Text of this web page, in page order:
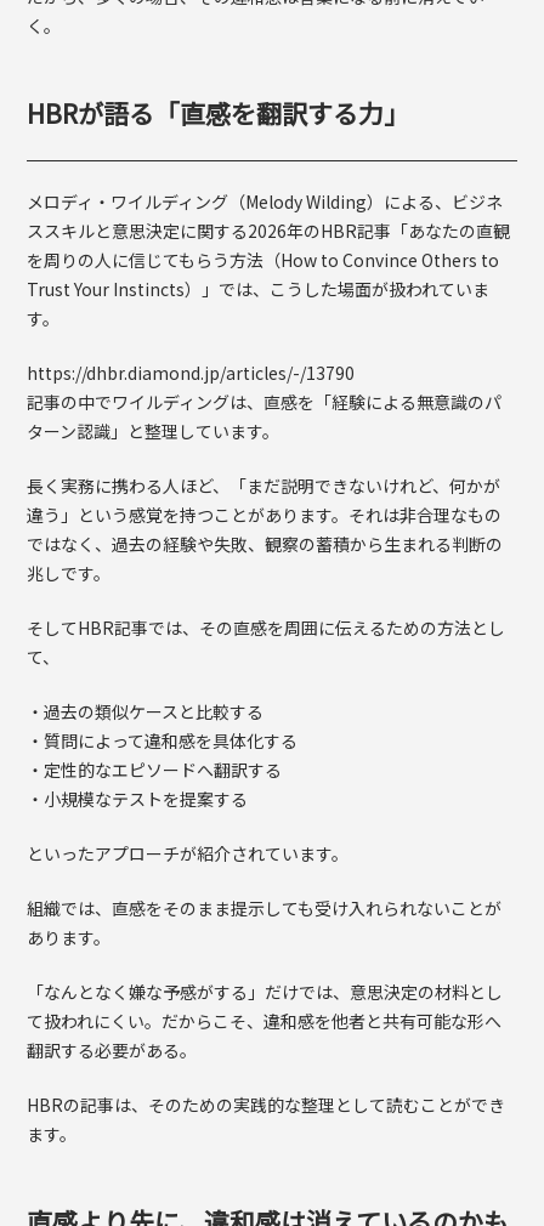
く。
HBRが語る「直感を翻訳する力」
メロディ・ワイルディング（Melody Wilding）による、ビジネ
ススキルと意思決定に関する2026年のHBR記事「あなたの直観
を周りの人に信じてもらう方法（How to Convince Others to
Trust Your Instincts）」では、こうした場面が扱われていま
す。
https://dhbr.diamond.jp/articles/-/13790
記事の中でワイルディングは、直感を「経験による無意識のパ
ターン認識」と整理しています。
長く実務に携わる人ほど、「まだ説明できないけれど、何かが
違う」という感覚を持つことがあります。それは非合理なもの
ではなく、過去の経験や失敗、観察の蓄積から生まれる判断の
兆しです。
そしてHBR記事では、その直感を周囲に伝えるための方法とし
て、
・過去の類似ケースと比較する
・質問によって違和感を具体化する
・定性的なエピソードへ翻訳する
・小規模なテストを提案する
といったアプローチが紹介されています。
組織では、直感をそのまま提示しても受け入れられないことが
あります。
「なんとなく嫌な予感がする」だけでは、意思決定の材料とし
て扱われにくい。だからこそ、違和感を他者と共有可能な形へ
翻訳する必要がある。
HBRの記事は、そのための実践的な整理として読むことができ
ます。